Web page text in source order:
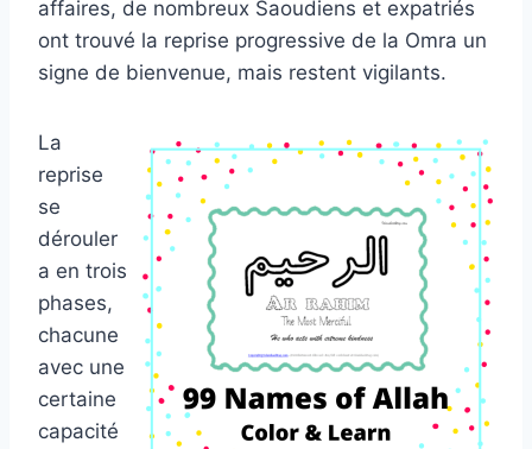
affaires, de nombreux Saoudiens et expatriés
ont trouvé la reprise progressive de la Omra un
signe de bienvenue, mais restent vigilants.
La
reprise
se
dérouler
a en trois
phases,
chacune
avec une
certaine
capacité